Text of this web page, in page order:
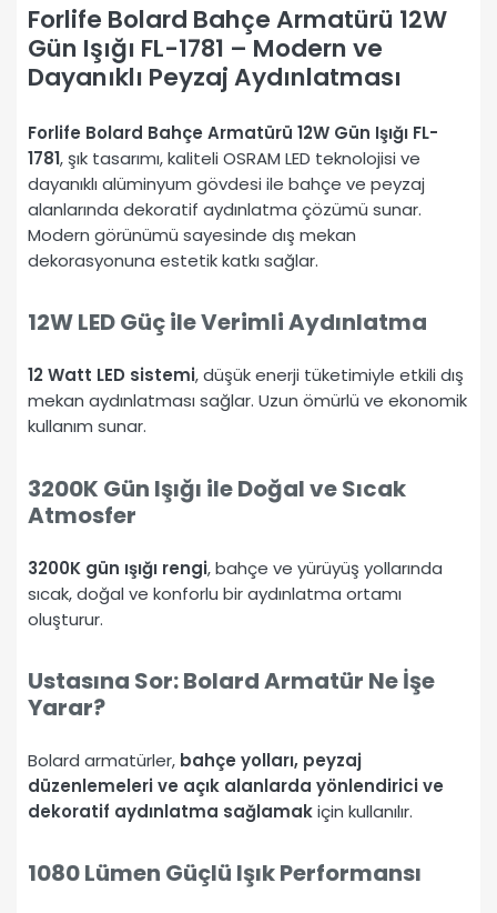
Forlife Bolard Bahçe Armatürü 12W
Gün Işığı FL-1781 – Modern ve
Dayanıklı Peyzaj Aydınlatması
Forlife Bolard Bahçe Armatürü 12W Gün Işığı FL-
1781, şık tasarımı, kaliteli OSRAM LED teknolojisi ve
dayanıklı alüminyum gövdesi ile bahçe ve peyzaj
alanlarında dekoratif aydınlatma çözümü sunar.
Modern görünümü sayesinde dış mekan
dekorasyonuna estetik katkı sağlar.
12W LED Güç ile Verimli Aydınlatma
12 Watt LED sistemi, düşük enerji tüketimiyle etkili dış
mekan aydınlatması sağlar. Uzun ömürlü ve ekonomik
kullanım sunar.
3200K Gün Işığı ile Doğal ve Sıcak
Atmosfer
3200K gün ışığı rengi, bahçe ve yürüyüş yollarında
sıcak, doğal ve konforlu bir aydınlatma ortamı
oluşturur.
Ustasına Sor: Bolard Armatür Ne İşe
Yarar?
Bolard armatürler, bahçe yolları, peyzaj
düzenlemeleri ve açık alanlarda yönlendirici ve
dekoratif aydınlatma sağlamakiçin kullanılır.
1080 Lümen Güçlü Işık Performansı